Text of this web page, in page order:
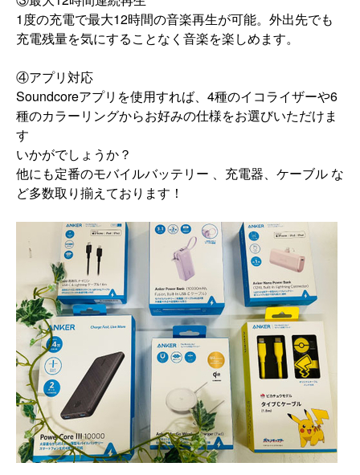
1度の充電で最大12時間の音楽再生が可能。 外出先でも
充電残量を気にすることなく音楽を楽しめます。
④アプリ対応
Soundcoreアプリを使用すれば、 4種のイコライザーや6
種のカラーリングからお好みの仕様をお選びいただけま
す
いかがでしょうか？
他にも定番のモバイルバッテリー 、充電器、ケーブル な
ど多数取り揃えております！